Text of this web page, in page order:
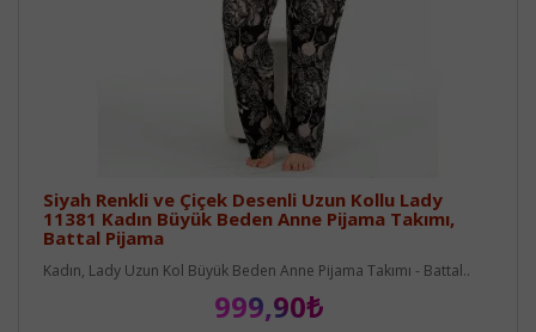
Siyah Renkli ve Çiçek Desenli Uzun Kollu Lady
11381 Kadın Büyük Beden Anne Pijama Takımı,
Battal Pijama
Kadın, Lady Uzun Kol Büyük Beden Anne Pijama Takımı - Battal..
999,90₺